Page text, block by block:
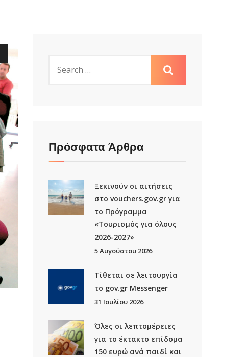
Πρόσφατα Άρθρα
Ξεκινούν οι αιτήσεις
στο vouchers.gov.gr για
το Πρόγραμμα
«Τουρισμός για όλους
2026-2027»
5 Αυγούστου 2026
Τίθεται σε λειτουργία
το gov.gr Μessenger
31 Ιουλίου 2026
Όλες οι λεπτομέρειες
για το έκτακτο επίδομα
150 ευρώ ανά παιδί και